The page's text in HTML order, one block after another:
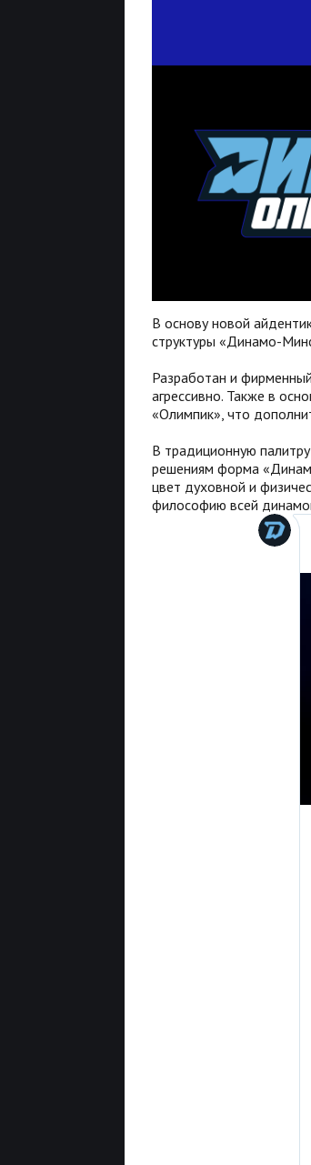
В основу новой
структуры «Динамо-
Разработан и
агрессивно. Также в
«Олимпик», что
В традиционную
решениям форма
цвет духовной и
философию всей